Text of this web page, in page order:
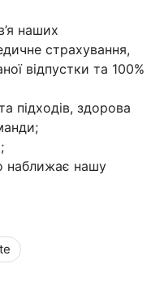
наших
страхування,
відпустки та 100%
підходів, здорова
наближає нашу